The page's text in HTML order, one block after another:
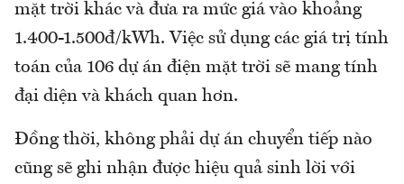
mặt trời khác và đưa ra mức giá vào khoảng
1.400-1.500đ/kWh. Việc sử dụng các giá trị tính
toán của 106 dự án điện mặt trời sẽ mang tính
đại diện và khách quan hơn.
Đồng thời, không phải dự án chuyển tiếp nào
cũng sẽ ghi nhận được hiệu quả sinh lời với